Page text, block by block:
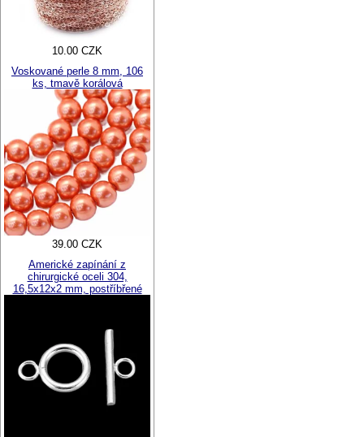
10.00 CZK
Voskované perle 8 mm, 106
ks, tmavě korálová
39.00 CZK
Americké zapínání z
chirurgické oceli 304,
16,5x12x2 mm, postříbřené